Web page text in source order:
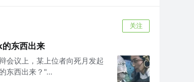
关注
东西出来
会议上，某上位者向死月发起
东西出来？"...